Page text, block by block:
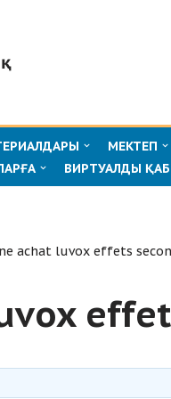
МЕКТЕП
ВИРТУАЛДЫ
achat luvox effets